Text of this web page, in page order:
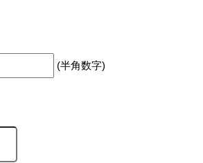
(半角数字)